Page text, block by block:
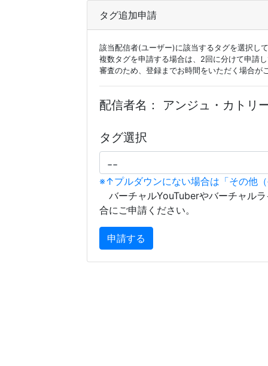
タグ追加申請
該当配信者(ユーザー)に該当するタグを選択し
複数タグを申請する場合は、2回に分けて申請
審査のため、登録までお時間をいただく場合が
配信者名： アンジュ・カトリ
タグ選択
※↑プルダウンにない場合は「その他
バーチャルYouTuberやバーチャル
合にご申請ください。
申請する